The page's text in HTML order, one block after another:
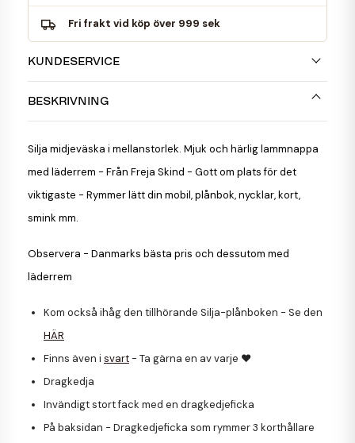
Fri frakt vid köp över 999 sek
KUNDESERVICE
BESKRIVNING
Silja midjeväska i mellanstorlek. Mjuk och härlig lammnappa
med läderrem - Från Freja Skind - Gott om plats för det
viktigaste - Rymmer lätt din mobil, plånbok, nycklar, kort,
smink mm.
Observera - Danmarks bästa pris och dessutom med
läderrem
Kom också ihåg den tillhörande Silja-plånboken - Se den
HÄR
Finns även i svart - Ta gärna en av varje ♥
Dragkedja
Invändigt stort fack med en dragkedjeficka
På baksidan - Dragkedjeficka som rymmer 3 korthållare